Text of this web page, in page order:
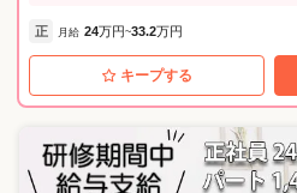
本の気候、風土に合った品質と安心安
品を開発。 ネイルポリッシュカラー全
目展開中。 自社ブランドの商品を使用
ユニークならでは。 将来、商品開発に
頑張っているスタッフに商品のプレゼントもありま
できる充実のセミナー多数--- ◎たくさん学んで欲しいから、ほとんどの
セミナーを無料で受講できます！ 自信
デビューしたい」 「ネイリストになり
いった方の最初の一歩を共に歩みましょう♪ 【福利厚生が充実】
険完備で入社即日から加入！ 女性も長
育休取得制度もございます。 ◎住宅サポート 格安物件紹介や管理代行な
新しい場所でスタートする方を応援します♪ ◎健康サポート 定期
断や予防接種はもちろん、提携会社で
康相談サポートも実施！ 一部サービス
正 月給 24万円~33.2万円
キープする